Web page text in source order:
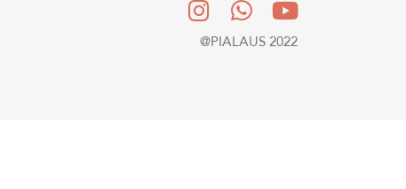
@PIALAUS 2022